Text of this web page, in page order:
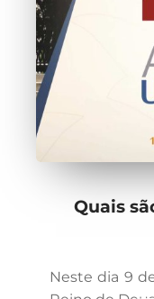
Quais
Neste dia 9